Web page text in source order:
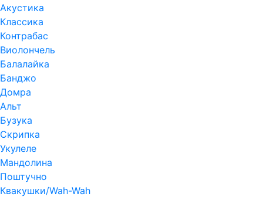
Акустика
Классика
Контрабас
Виолончель
Балалайка
Банджо
Домра
Альт
Бузука
Скрипка
Укулеле
Мандолина
Поштучно
Квакушки/Wah-Wah